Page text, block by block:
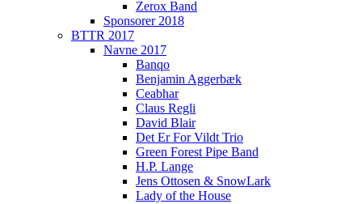
Zerox Band
Sponsorer 2018
BTTR 2017
Navne 2017
Banqo
Benjamin Aggerbæk
Ceabhar
Claus Regli
David Blair
Det Er For Vildt Trio
Green Forest Pipe Band
H.P. Lange
Jens Ottosen & SnowLark
Lady of the House